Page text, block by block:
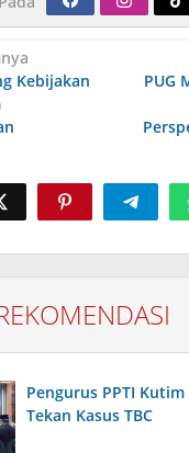
Kebijakan
PUG
Pengurus PPTI
Tekan Kasus TBC